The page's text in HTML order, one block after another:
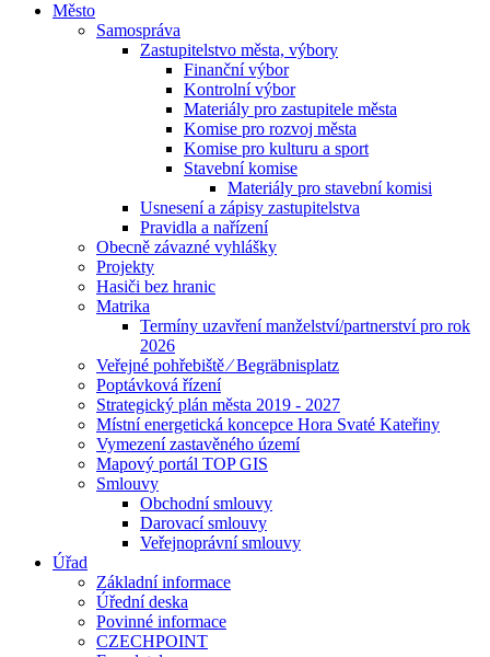
Město
Samospráva
Zastupitelstvo města, výbory
Finanční výbor
Kontrolní výbor
Materiály pro zastupitele města
Komise pro rozvoj města
Komise pro kulturu a sport
Stavební komise
Materiály pro stavební komisi
Usnesení a zápisy zastupitelstva
Pravidla a nařízení
Obecně závazné vyhlášky
Projekty
Hasiči bez hranic
Matrika
Termíny uzavření manželství/partnerství pro rok
2026
Veřejné pohřebiště ⁄ Begräbnisplatz
Poptávková řízení
Strategický plán města 2019 - 2027
Místní energetická koncepce Hora Svaté Kateřiny
Vymezení zastavěného území
Mapový portál TOP GIS
Smlouvy
Obchodní smlouvy
Darovací smlouvy
Veřejnoprávní smlouvy
Úřad
Základní informace
Úřední deska
Povinné informace
CZECHPOINT